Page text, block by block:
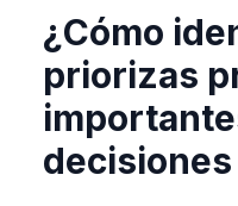
¿Cómo
priorizas